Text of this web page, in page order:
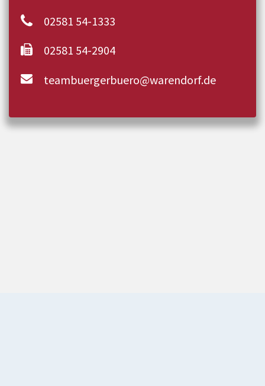
02581 54-1333
02581 54-2904
teambuergerbuero@warendorf.de